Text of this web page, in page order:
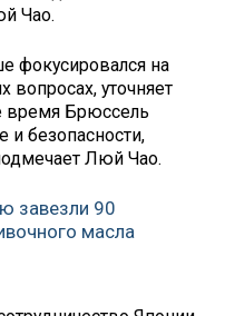
Чао.
фокусировался на
вопросах, уточняет
время Брюссель
и безопасности,
Люй Чао.
завезли 90
масла